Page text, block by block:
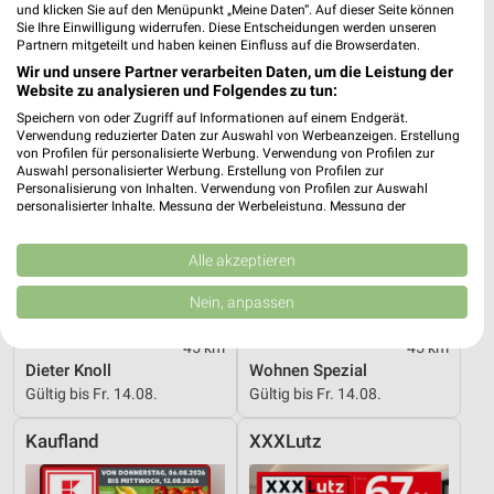
XXXLutz
45 km
Dieter Knoll
Gültig bis Fr. 14.08.
XXXLutz
45 km
Wohnen Spezial
Gültig bis Fr. 14.08.
Kaufland XXXLutz
und klicken Sie auf den Menüpunkt „Meine Daten“. Auf dieser Seite können
Sie Ihre Einwilligung widerrufen. Diese Entscheidungen werden unseren
Partnern mitgeteilt und haben keinen Einfluss auf die Browserdaten.
Wir und unsere Partner verarbeiten Daten, um die Leistung der
Website zu analysieren und Folgendes zu tun:
Speichern von oder Zugriff auf Informationen auf einem Endgerät.
Verwendung reduzierter Daten zur Auswahl von Werbeanzeigen. Erstellung
von Profilen für personalisierte Werbung. Verwendung von Profilen zur
Auswahl personalisierter Werbung. Erstellung von Profilen zur
Personalisierung von Inhalten. Verwendung von Profilen zur Auswahl
personalisierter Inhalte. Messung der Werbeleistung. Messung der
Kombinationen von Daten aus verschiedenen Quellen. Entwicklung und
Verbesserung der Angebote. Verwendung reduzierter Daten zur Auswahl
von Inhalten.
Daten können außerhalb der Europäischen Union weitergegeben und in die
Website/App.
Partnerliste anzeigen (1 IAB-Anbieter)
IAB-Verarbeitungszwecke:
Speichern von oder Zugriff auf Informationen
auf einem Endgerät
Alle akzeptieren
Nein, anpassen